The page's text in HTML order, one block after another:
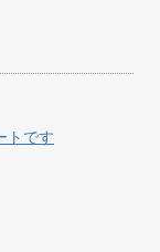
トです